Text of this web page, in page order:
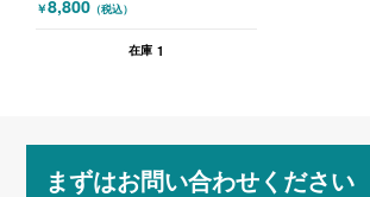
￥8,800 （税込）
在庫 1
まずはお問い合わせください